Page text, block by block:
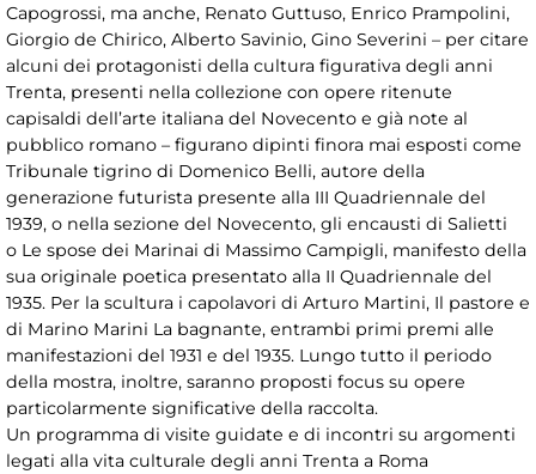
Capogrossi, ma anche, Renato Guttuso, Enrico Prampolini,
Giorgio de Chirico, Alberto Savinio, Gino Severini – per citare
alcuni dei protagonisti della cultura figurativa degli anni
Trenta, presenti nella collezione con opere ritenute
capisaldi dell’arte italiana del Novecento e già note al
pubblico romano – figurano dipinti finora mai esposti come
Tribunale tigrino di Domenico Belli, autore della
generazione futurista presente alla III Quadriennale del
1939, o nella sezione del Novecento, gli encausti di Salietti
o Le spose dei Marinai di Massimo Campigli, manifesto della
sua originale poetica presentato alla II Quadriennale del
1935. Per la scultura i capolavori di Arturo Martini, Il pastore e
di Marino Marini La bagnante, entrambi primi premi alle
manifestazioni del 1931 e del 1935. Lungo tutto il periodo
della mostra, inoltre, saranno proposti focus su opere
particolarmente significative della raccolta.
Un programma di visite guidate e di incontri su argomenti
legati alla vita culturale degli anni Trenta a Roma